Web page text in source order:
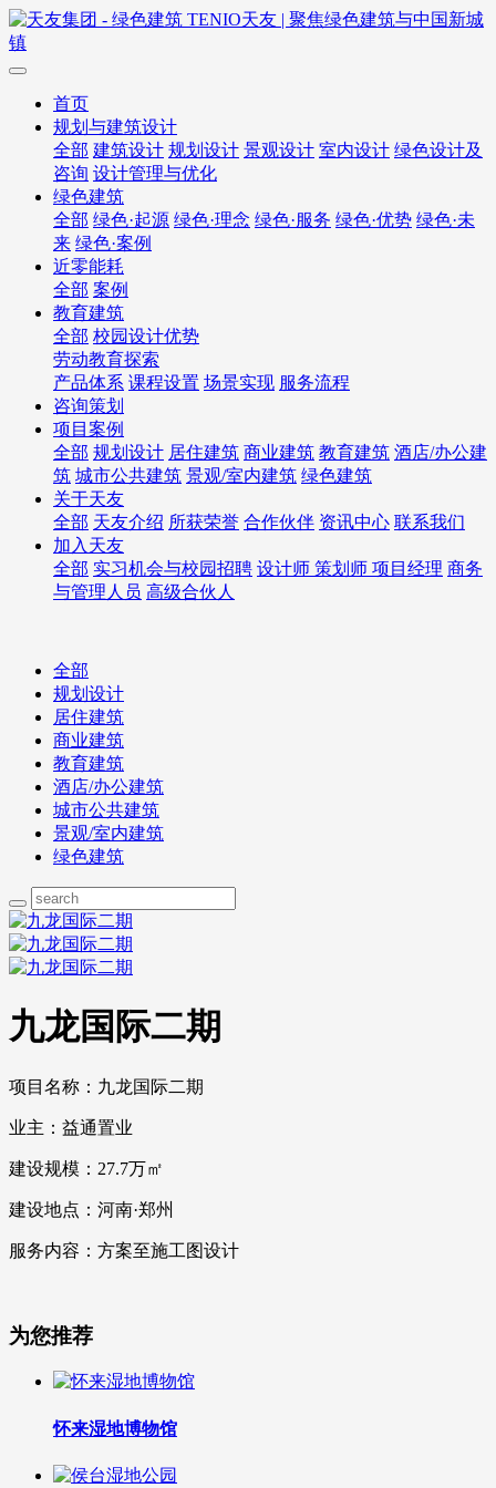
首页
规划与建筑设计
全部 建筑设计 规划设计 景观设计 室内设计 绿色设计及
咨询 设计管理与优化
绿色建筑
全部 绿色·起源 绿色·理念 绿色·服务 绿色·优势 绿色·未
来 绿色·案例
近零能耗
全部 案例
教育建筑
全部 校园设计优势
劳动教育探索
产品体系 课程设置 场景实现 服务流程
咨询策划
项目案例
全部 规划设计 居住建筑 商业建筑 教育建筑 酒店/办公建
筑 城市公共建筑 景观/室内建筑 绿色建筑
关于天友
全部 天友介绍 所获荣誉 合作伙伴 资讯中心 联系我们
加入天友
全部 实习机会与校园招聘 设计师 策划师 项目经理 商务
与管理人员 高级合伙人
全部
规划设计
居住建筑
商业建筑
教育建筑
酒店/办公建筑
城市公共建筑
景观/室内建筑
绿色建筑
九龙国际二期
项目名称：九龙国际二期
业主：益通置业
建设规模：27.7万㎡
建设地点：河南·郑州
服务内容：方案至施工图设计
为您推荐
怀来湿地博物馆